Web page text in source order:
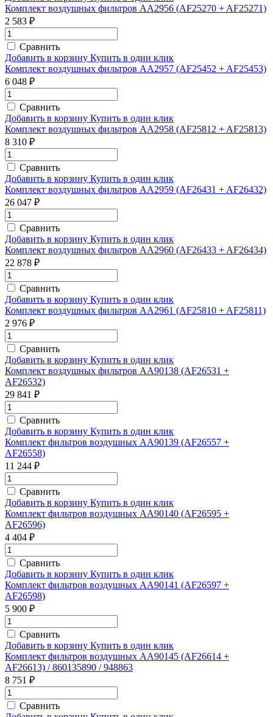
Комплект воздушных фильтров AA2956 (AF25270 + AF25271)
2 583 ₽
Сравнить
Добавить в корзину Купить в один клик
Комплект воздушных фильтров AA2957 (AF25452 + AF25453)
6 048 ₽
Сравнить
Добавить в корзину Купить в один клик
Комплект воздушных фильтров AA2958 (AF25812 + AF25813)
8 310 ₽
Сравнить
Добавить в корзину Купить в один клик
Комплект воздушных фильтров AA2959 (AF26431 + AF26432)
26 047 ₽
Сравнить
Добавить в корзину Купить в один клик
Комплект воздушных фильтров AA2960 (AF26433 + AF26434)
22 878 ₽
Сравнить
Добавить в корзину Купить в один клик
Комплект воздушных фильтров AA2961 (AF25810 + AF25811)
2 976 ₽
Сравнить
Добавить в корзину Купить в один клик
Комплект воздушных фильтров AA90138 (AF26531 +
AF26532)
29 841 ₽
Сравнить
Добавить в корзину Купить в один клик
Комплект фильтров воздушных AA90139 (AF26557 +
AF26558)
11 244 ₽
Сравнить
Добавить в корзину Купить в один клик
Комплект фильтров воздушных AA90140 (AF26595 +
AF26596)
4 404 ₽
Сравнить
Добавить в корзину Купить в один клик
Комплект фильтров воздушных AA90141 (AF26597 +
AF26598)
5 900 ₽
Сравнить
Добавить в корзину Купить в один клик
Комплект фильтров воздушных AA90145 (AF26614 +
AF26613) / 860135890 / 948863
8 751 ₽
Сравнить